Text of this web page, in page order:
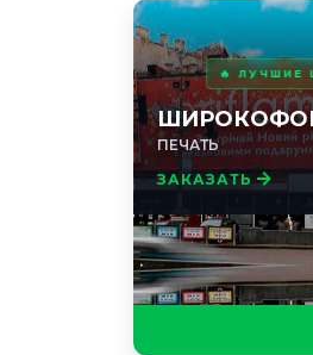
🔥 ЛУЧШИЕ
ПЕЧАТЬ
ЗАКАЗАТЬ